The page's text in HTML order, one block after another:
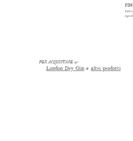
PER ACQUISTARE ☞
London Dry Gine altri prodotti